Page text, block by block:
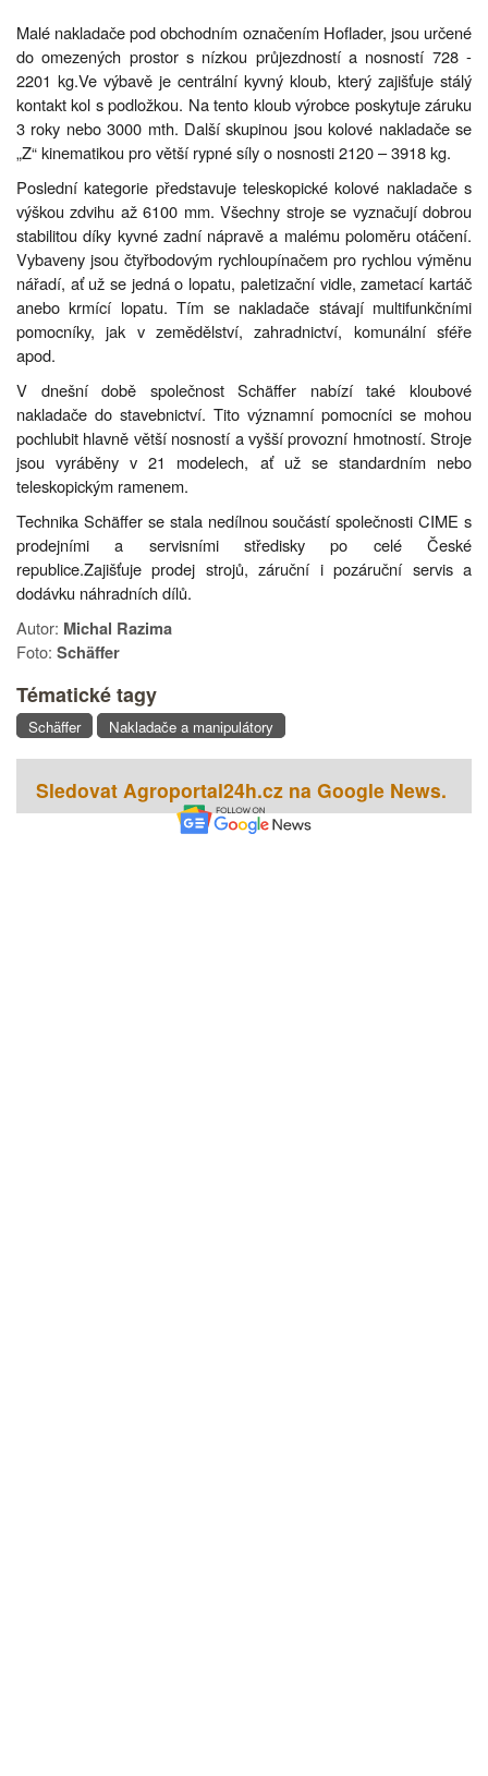
Malé nakladače pod obchodním označením Hoflader, jsou určené
do omezených prostor s nízkou průjezdností a nosností 728 -
2201 kg.Ve výbavě je centrální kyvný kloub, který zajišťuje stálý
kontakt kol s podložkou. Na tento kloub výrobce poskytuje záruku
3 roky nebo 3000 mth. Další skupinou jsou kolové nakladače se
„Z“ kinematikou pro větší rypné síly o nosnosti 2120 – 3918 kg.
Poslední kategorie představuje teleskopické kolové nakladače s
výškou zdvihu až 6100 mm. Všechny stroje se vyznačují dobrou
stabilitou díky kyvné zadní nápravě a malému poloměru otáčení.
Vybaveny jsou čtyřbodovým rychloupínačem pro rychlou výměnu
nářadí, ať už se jedná o lopatu, paletizační vidle, zametací kartáč
anebo krmící lopatu. Tím se nakladače stávají multifunkčními
pomocníky, jak v zemědělství, zahradnictví, komunální sféře
apod.
V dnešní době společnost Schäffer nabízí také kloubové
nakladače do stavebnictví. Tito významní pomocníci se mohou
pochlubit hlavně větší nosností a vyšší provozní hmotností. Stroje
jsou vyráběny v 21 modelech, ať už se standardním nebo
teleskopickým ramenem.
Technika Schäffer se stala nedílnou součástí společnosti CIME s
prodejními a servisními středisky po celé České
republice.Zajišťuje prodej strojů, záruční i pozáruční servis a
dodávku náhradních dílů.
Autor: Michal Razima
Foto: Schäffer
Tématické tagy
Schäffer Nakladače a manipulátory
Sledovat Agroportal24h.cz na Google News.